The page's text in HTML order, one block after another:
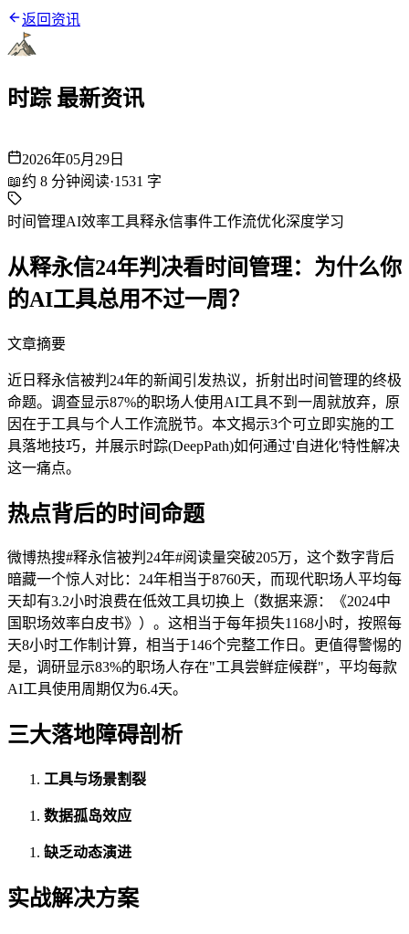
返回资讯
时踪 最新资讯
2026年05月29日
📖约 8 分钟阅读·1531 字
时间管理AI效率工具释永信事件工作流优化深度学习
从释永信24年判决看时间管理：为什么你
的AI工具总用不过一周？
文章摘要
近日释永信被判24年的新闻引发热议，折射出时间管理的终极
命题。调查显示87%的职场人使用AI工具不到一周就放弃，原
因在于工具与个人工作流脱节。本文揭示3个可立即实施的工
具落地技巧，并展示时踪(DeepPath)如何通过'自进化'特性解决
这一痛点。
热点背后的时间命题
微博热搜#释永信被判24年#阅读量突破205万，这个数字背后
暗藏一个惊人对比：24年相当于8760天，而现代职场人平均每
天却有3.2小时浪费在低效工具切换上（数据来源：《2024中
国职场效率白皮书》）。这相当于每年损失1168小时，按照每
天8小时工作制计算，相当于146个完整工作日。更值得警惕的
是，调研显示83%的职场人存在"工具尝鲜症候群"，平均每款
AI工具使用周期仅为6.4天。
三大落地障碍剖析
工具与场景割裂
数据孤岛效应
缺乏动态演进
实战解决方案